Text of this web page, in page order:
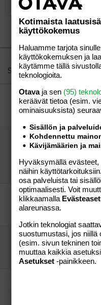
12
15
22
26
Georgia
Times
Tasaa oikealle
Justify text
Heading
Heading 3
Similar threads
Liikkeistä vielä
Muljaus
Lapsen
7
katriina
""EI""
Minä vaan=) Lapsen
""imetyshullu""
ei ennakoivia
elina1 Lapsen saaminen
Moi tännekin,
SitruunaJäde
Aihe
7
Minerva
Kotimaista
käyttökokemus
Haluamme tarjota
käyttökokemuksen ja
käytämme tällä
teknologioita.
Otavaja sen (95)
keräävät tietoa (esim.
ominaisuuk­sista)
Sisällön ja
Kohdennettu
Kävijämäärien ja
Hyväksymällä
näihin
osa palveluista tai
optimaalisesti. Voit
klikkaamalla
alareunassa.
Jotkin teknologiat
suostumustasi, jos niillä
(esim. sivun tekninen
muuttaa kaikkia
Asetukset -painikkeen.